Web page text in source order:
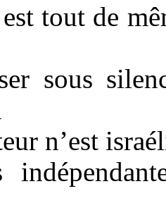
tout de
sous
n’est